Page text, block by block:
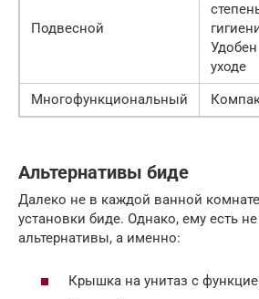
Подвесной
уходе
Многофункциональный
Альтернативы биде
Далеко не в каждой ванной
установки биде. Однако, ему есть
альтернативы, а именно:
Крышка на унитаз с